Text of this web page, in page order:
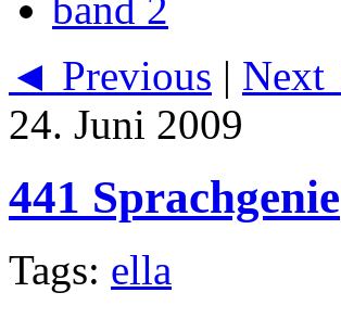
◄ Previous |
24. Juni 2009
441 Sprachgenie
Tags: ella